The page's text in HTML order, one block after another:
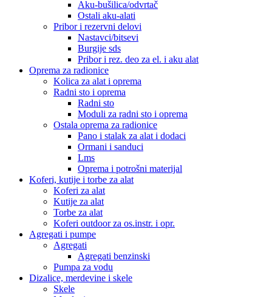
Aku-bušilica/odvrtač
Ostali aku-alati
Pribor i rezervni delovi
Nastavci/bitsevi
Burgije sds
Pribor i rez. deo za el. i aku alat
Oprema za radionice
Kolica za alat i oprema
Radni sto i oprema
Radni sto
Moduli za radni sto i oprema
Ostala oprema za radionice
Pano i stalak za alat i dodaci
Ormani i sanduci
Lms
Oprema i potrošni materijal
Koferi, kutije i torbe za alat
Koferi za alat
Kutije za alat
Torbe za alat
Koferi outdoor za os.instr. i opr.
Agregati i pumpe
Agregati
Agregati benzinski
Pumpa za vodu
Dizalice, merdevine i skele
Skele